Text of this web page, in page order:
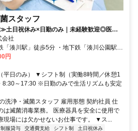
スタッフ
土日祝休み×日勤のみ｜未経験歓迎◎医療
フ募集！
会社
「湊川駅」徒歩5分 ・地下鉄「湊川公園駅」
円
平日のみ） ▼シフト制（実働8時間／休憩1
8:30～17:30 ※日勤のみで生活リズムも安定
洗浄・滅菌スタッフ 雇用形態 契約社員 仕
は滅菌消毒業務。 医療器具を安全に使用で
現場には欠かせないお仕事です。 ▼ス...
制服貸与 交通費支給 シフト制
土日祝休み